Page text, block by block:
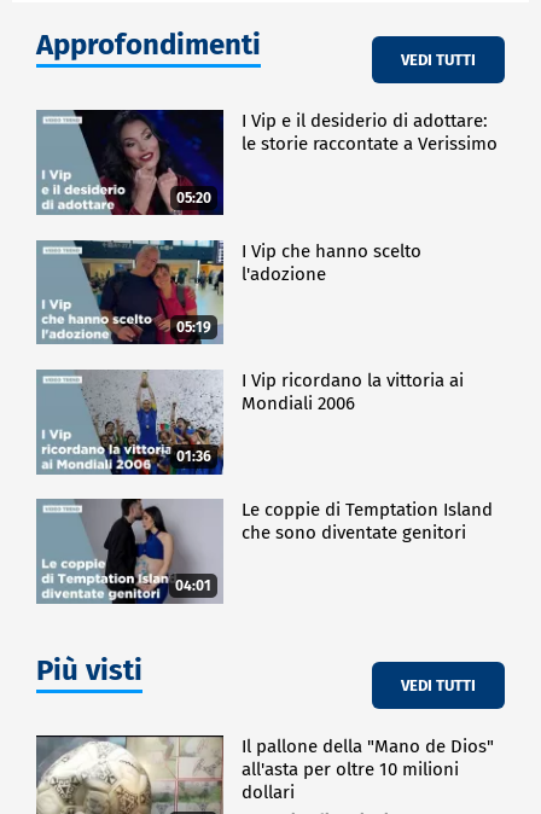
Approfondimenti VEDI TUTTI
05:20
I Vip e il desiderio di adottare:
le storie raccontate a Verissimo
05:19
I Vip che hanno scelto
l'adozione
01:36
I Vip ricordano la vittoria ai
Mondiali 2006
04:01
Le coppie di Temptation Island
che sono diventate genitori
Più visti VEDI TUTTI
Il pallone della "Mano de Dios"
all'asta per oltre 10 milioni
dollari